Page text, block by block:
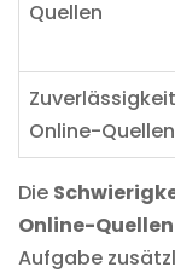
Quellen
Online-Quellen
Die
Online-
Aufgabe